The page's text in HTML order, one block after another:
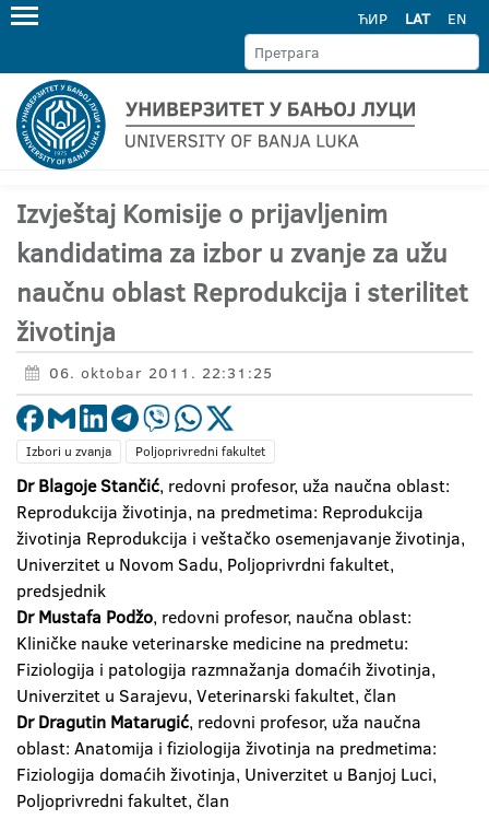
ЋИР LAT EN
Izvještaj Komisije o prijavljenim
kandidatima za izbor u zvanje za užu
naučnu oblast Reprodukcija i sterilitet
životinja
06. oktobar 2011. 22:31:25
Izbori u zvanja Poljoprivredni fakultet
Dr Blagoje Stančić, redovni profesor, uža naučna oblast:
Reprodukcija životinja, na predmetima: Reprodukcija
životinja Reprodukcija i veštačko osemenjavanje životinja,
Univerzitet u Novom Sadu, Poljoprivrdni fakultet,
predsjednik
Dr Mustafa Podžo, redovni profesor, naučna oblast:
Kliničke nauke veterinarske medicine na predmetu:
Fiziologija i patologija razmnažanja domaćih životinja,
Univerzitet u Sarajevu, Veterinarski fakultet, član
Dr Dragutin Matarugić, redovni profesor, uža naučna
oblast: Anatomija i fiziologija životinja na predmetima:
Fiziologija domaćih životinja, Univerzitet u Banjoj Luci,
Poljoprivredni fakultet, član